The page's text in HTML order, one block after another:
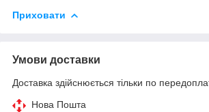
Приховати
Умови доставки
Доставка здійснюється тільки по
Нова Пошта